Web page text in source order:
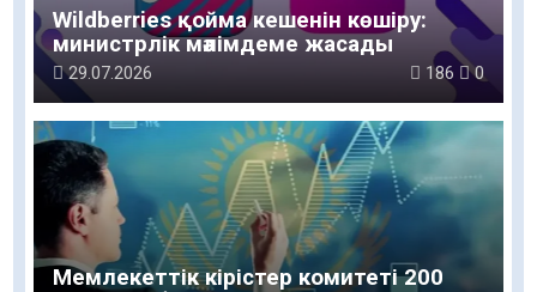
Wildberries қойма кешенін көшіру:
министрлік мәлімдеме жасады
29.07.2026 186 0
Мемлекеттік кірістер комитеті 200